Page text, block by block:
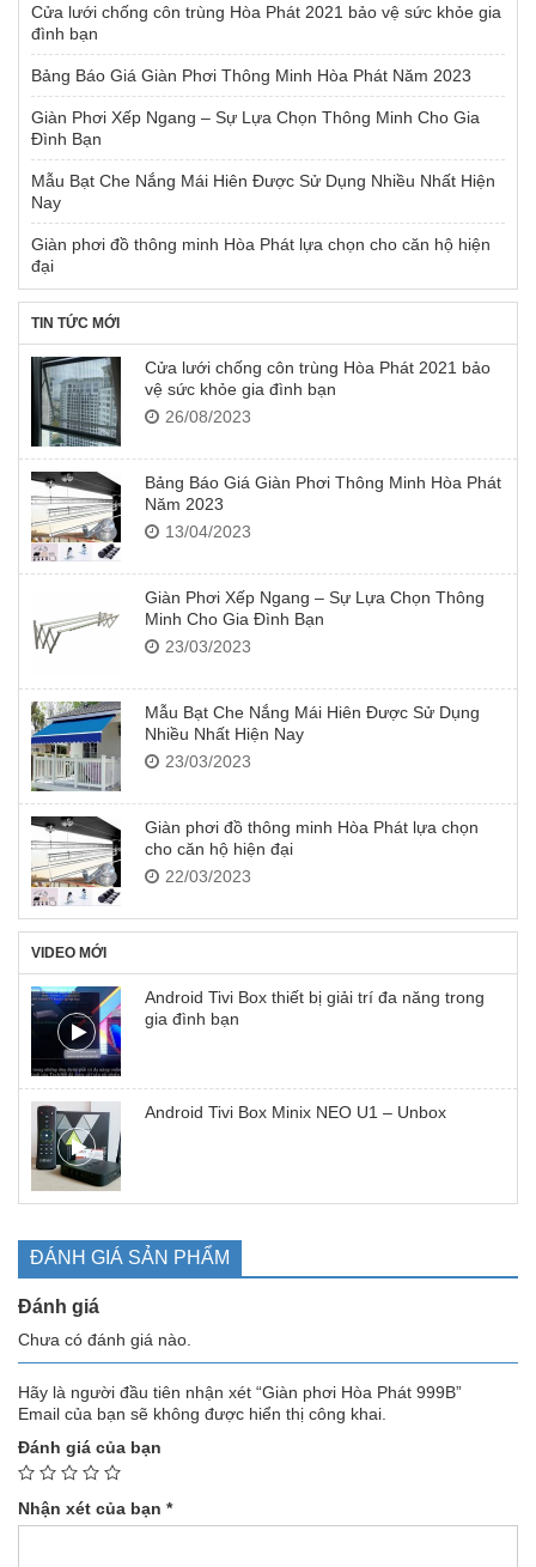
Cửa lưới chống côn trùng Hòa Phát 2021 bảo vệ sức khỏe gia
đình bạn
Bảng Báo Giá Giàn Phơi Thông Minh Hòa Phát Năm 2023
Giàn Phơi Xếp Ngang – Sự Lựa Chọn Thông Minh Cho Gia
Đình Bạn
Mẫu Bạt Che Nắng Mái Hiên Được Sử Dụng Nhiều Nhất Hiện
Nay
Giàn phơi đồ thông minh Hòa Phát lựa chọn cho căn hộ hiện
đại
TIN TỨC MỚI
Cửa lưới chống côn trùng Hòa Phát 2021 bảo
vệ sức khỏe gia đình bạn
26/08/2023
Bảng Báo Giá Giàn Phơi Thông Minh Hòa Phát
Năm 2023
13/04/2023
Giàn Phơi Xếp Ngang – Sự Lựa Chọn Thông
Minh Cho Gia Đình Bạn
23/03/2023
Mẫu Bạt Che Nắng Mái Hiên Được Sử Dụng
Nhiều Nhất Hiện Nay
23/03/2023
Giàn phơi đồ thông minh Hòa Phát lựa chọn
cho căn hộ hiện đại
22/03/2023
VIDEO MỚI
Android Tivi Box thiết bị giải trí đa năng trong
gia đình bạn
Android Tivi Box Minix NEO U1 – Unbox
ĐÁNH GIÁ SẢN PHẨM
Đánh giá
Chưa có đánh giá nào.
Hãy là người đầu tiên nhận xét “Giàn phơi Hòa Phát 999B”
Email của bạn sẽ không được hiển thị công khai.
Đánh giá của bạn
Nhận xét của bạn *